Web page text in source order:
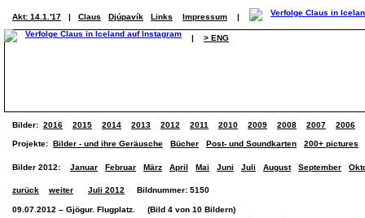
Akt: 14.1.'17 | Claus Djúpavík Links Impressum |
| > ENG
Bilder: 2016 2015 2014 2013 2012 2011 2010 2009 2008 2007 2006
Projekte: Bilder - und ihre Geräusche Bücher Post- und Soundkarten 200+ pictures
Bilder 2012: Januar Februar März April Mai Juni Juli August September
zurück weiter Juli 2012 Bildnummer: 5150
09.07.2012 – Gjögur. Flugplatz. (Bild 4 von 10 Bildern)